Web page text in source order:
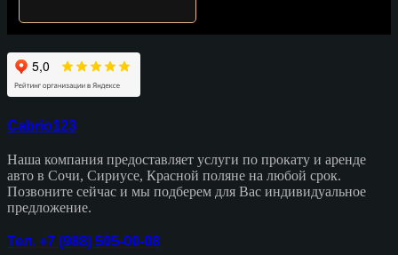
Cabrio123
Наша компания предоставляет услуги по прокату и аренде
авто в Сочи, Сириусе, Красной поляне на любой срок.
Позвоните сейчас и мы подберем для Вас индивидуальное
предложение.
Тел. +7 (988) 505-00-08